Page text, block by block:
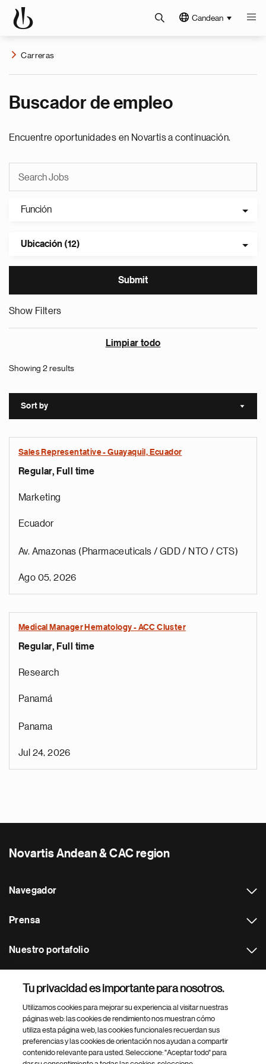
Candean
Carreras
Buscador de empleo
Encuentre oportunidades en Novartis a continuación.
Función
Ubicación (12)
Show Filters
Limpiar todo
Showing 2 results
Sort by Sort
Sales Representative - Guayaquil, Ecuador
Regular, Full time
Marketing
Ecuador
Av. Amazonas (Pharmaceuticals / GDD / NTO / CTS)
Ago 05, 2026
Medical Manager Hematology - ACC Cluster
Regular, Full time
Research
Panamá
Panama
Jul 24, 2026
Novartis Andean & CAC region
Navegador
Prensa
Nuestro portafolio
Footer Site Search
Tu privacidad es importante para nosotros.
Utilizamos cookies para mejorar su experiencia al visitar nuestras
páginas web: las cookies de rendimiento nos muestran cómo
utiliza esta página web, las cookies funcionales recuerdan sus
preferencias y las cookies de orientación nos ayudan a compartir
contenido relevante para usted. Seleccione: "Aceptar todo" para